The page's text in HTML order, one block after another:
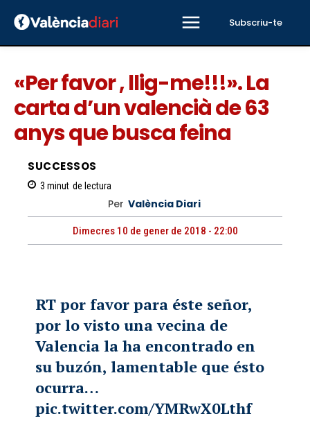
Subscriu-te
«Per favor , llig-me!!!». La
carta d’un valencià de 63
anys que busca feina
SUCCESSOS
3 minut de lectura
Per València Diari
Dimecres 10 de gener de 2018 - 22:00
RT por favor para éste señor,
por lo visto una vecina de
Valencia la ha encontrado en
su buzón, lamentable que ésto
ocurra…
pic.twitter.com/YMRwX0Lthf